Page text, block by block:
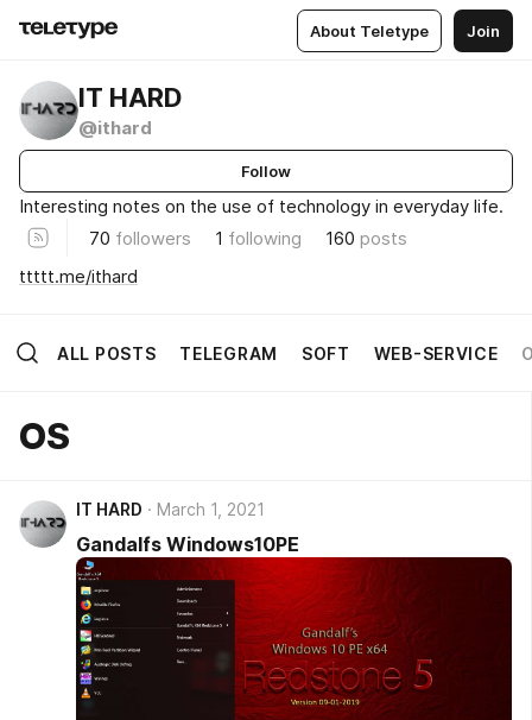
About Teletype Join
IT HARD
@ithard
Follow
Interesting notes on the use of technology in everyday life.
70 followers 1 following 160 posts
ttttt.me/ithard
ALL POSTS TELEGRAM SOFT WEB-SERVICE
OS
IT HARD March 1, 2021
Gandalfs Windows10PE